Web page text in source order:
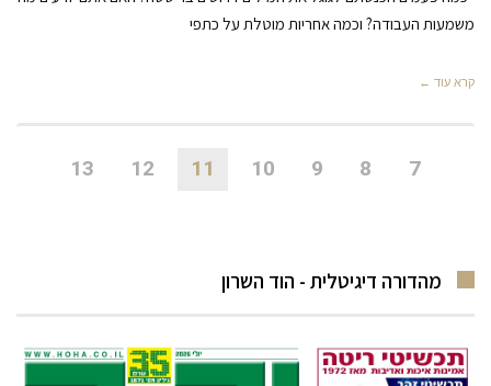
משמעות העבודה? וכמה אחריות מוטלת על כתפי
קרא עוד ←
7
8
9
10
11
12
13
מהדורה דיגיטלית - הוד השרון